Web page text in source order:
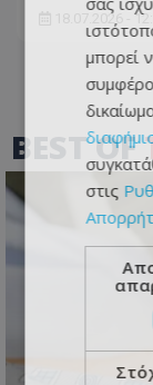
18.07.2026 -
BEST OF
μπορεί
στις